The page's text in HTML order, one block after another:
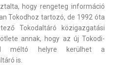
hogy rengeteg információ
Tokodhoz tartozó, de 1992 óta
Tokodaltáró közigazgatási
annak, hogy az új Tokodi-
méltó helyre kerülhet a
is.